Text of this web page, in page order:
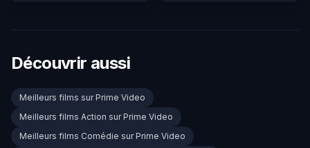
Découvrir aussi
Meilleurs films sur Prime Video
Meilleurs films Action sur Prime Video
Meilleurs films Comédie sur Prime Video